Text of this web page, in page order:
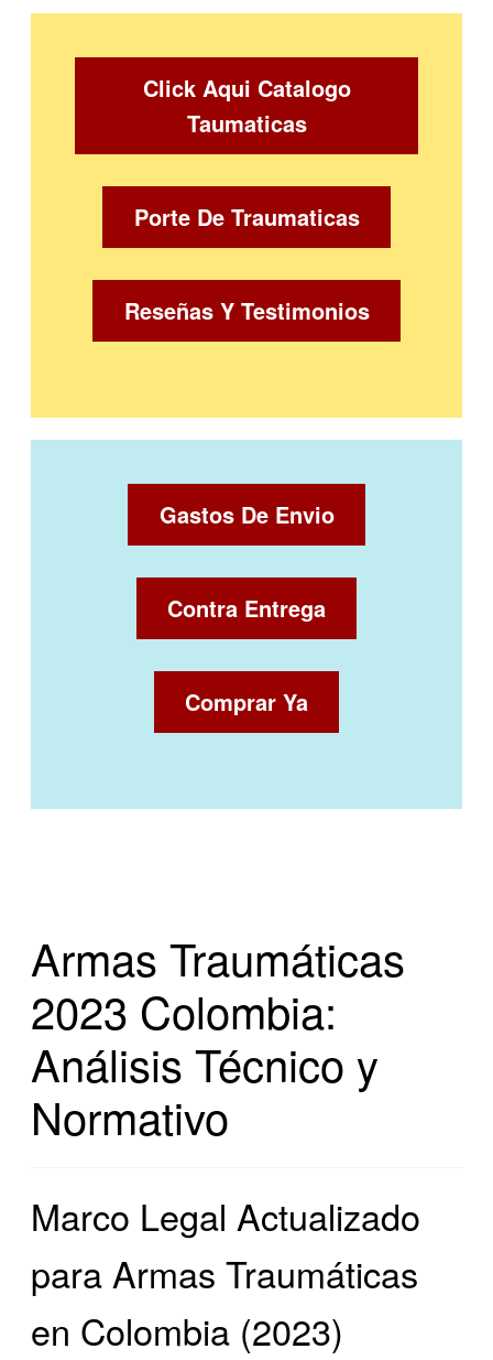
Click Aqui Catalogo
Taumaticas
Porte De Traumaticas
Reseñas Y Testimonios
Gastos De Envio
Contra Entrega
Comprar Ya
Armas Traumáticas
2023 Colombia:
Análisis Técnico y
Normativo
Marco Legal Actualizado
para Armas Traumáticas
en Colombia (2023)